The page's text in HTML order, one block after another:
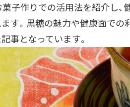
子作りでの活用法を紹介し、
す。黒糖の魅力や健康面で
事となっています。